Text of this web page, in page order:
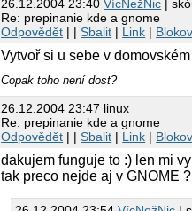
26.12.2004 23:40VícNežNic |
Re: prepinanie kde a gnome
Odpovědět | |Sbalit | Link |
Vytvoř si u sebe v
Copak toho není dost?
26.12.2004 23:47 linux
Re: prepinanie kde a gnome
Odpovědět | |Sbalit | Link |
dakujem funguje to :) len mi
tak preco nejde aj v GNOME ?